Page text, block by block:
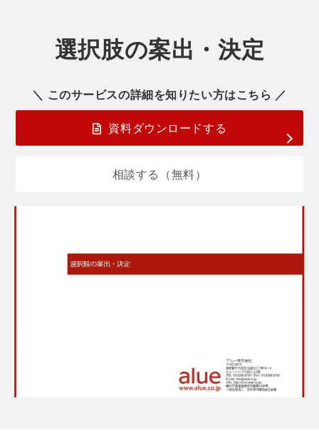
選択肢の案出・決定
＼ このサービスの詳細を知りたい方はこちら ／
資料ダウンロードする
相談する（無料）